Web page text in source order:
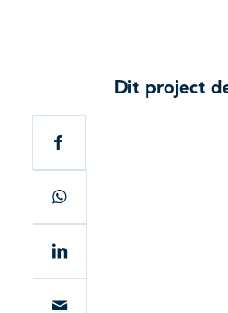
Dit project